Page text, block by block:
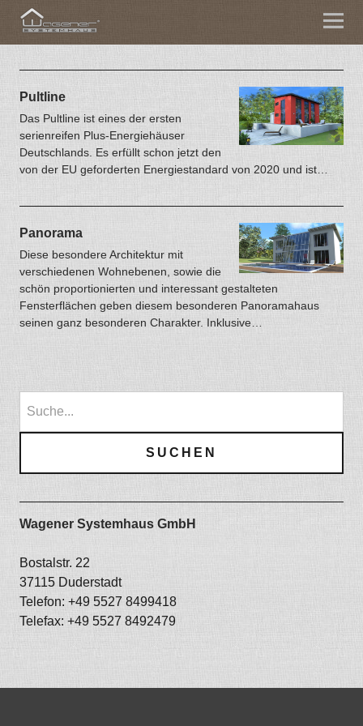
Pultline
Das Pultline ist eines der ersten
serienreifen Plus-Energiehäuser
Deutschlands. Es erfüllt schon jetzt den
von der EU geforderten Energiestandard von 2020 und ist…
Panorama
Diese besondere Architektur mit
verschiedenen Wohnebenen, sowie die
schön proportionierten und interessant gestalteten
Fensterflächen geben diesem besonderen Panoramahaus
seinen ganz besonderen Charakter. Inklusive…
Wagener Systemhaus GmbH
Bostalstr. 22
37115 Duderstadt
Telefon: +49 5527 8499418
Telefax: +49 5527 8492479